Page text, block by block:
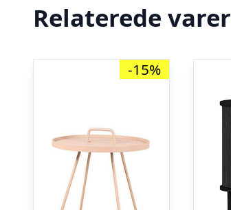
Relaterede varer
-15%